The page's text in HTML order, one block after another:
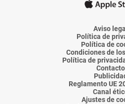
Voz
Almería
Voz
Aviso legal
Política de
Política de
Condiciones de
Política de
Contacto
Reglamento UE
Canal
Ajustes de